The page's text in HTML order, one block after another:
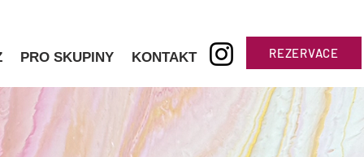
PRO SKUPINY KONTAKT REZERVACE